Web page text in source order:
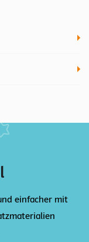
einfacher mit